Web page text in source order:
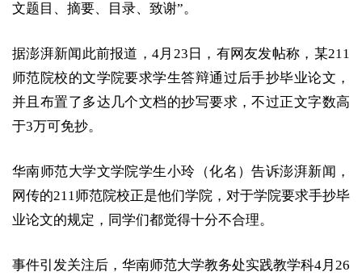
文题目、摘要、目录、致谢”。
据澎湃新闻此前报道，4月23日，有网友发帖称，某211
师范院校的文学院要求学生答辩通过后手抄毕业论文，
并且布置了多达几个文档的抄写要求，不过正文字数高
于3万可免抄。
华南师范大学文学院学生小玲（化名）告诉澎湃新闻，
网传的211师范院校正是他们学院，对于学院要求手抄毕
业论文的规定，同学们都觉得十分不合理。
事件引发关注后，华南师范大学教务处实践教学科4月26